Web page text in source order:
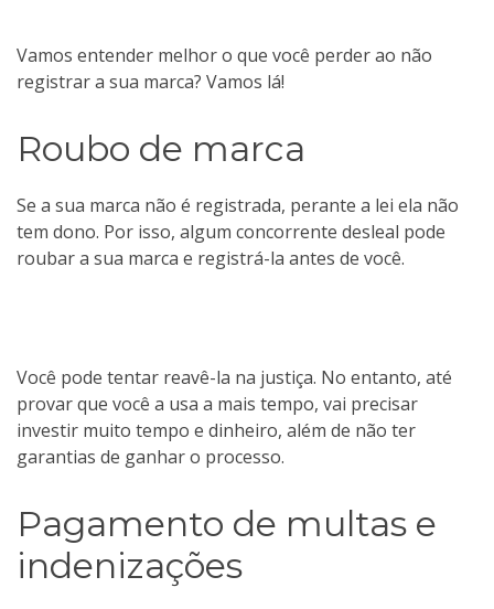
Vamos entender melhor o que você perder ao não
registrar a sua marca? Vamos lá!
Roubo de marca
Se a sua marca não é registrada, perante a lei ela não
tem dono. Por isso, algum concorrente desleal pode
roubar a sua marca e registrá-la antes de você.
Você pode tentar reavê-la na justiça. No entanto, até
provar que você a usa a mais tempo, vai precisar
investir muito tempo e dinheiro, além de não ter
garantias de ganhar o processo.
Pagamento de multas e
indenizações